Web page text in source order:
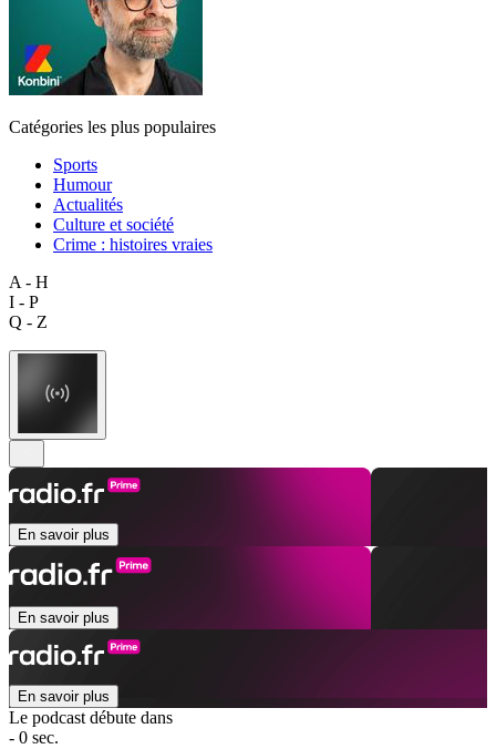
Catégories les plus populaires
Sports
Humour
Actualités
Culture et société
Crime : histoires vraies
A - H
I - P
Q - Z
En savoir plus
En savoir plus
En savoir plus
Le podcast débute dans
- 0 sec.